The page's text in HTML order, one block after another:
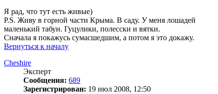
Я рад, что тут есть живые)
P.S. Живу в горной части Крыма. В саду. У меня лошадей
маленький табун. Гуцулики, полесски и вятки.
Сначала я покажусь сумасшедшим, а потом я это докажу.
Вернуться к началу
Cheshire
Эксперт
Сообщения: 689
Зарегистрирован: 19 июл 2008, 12:50